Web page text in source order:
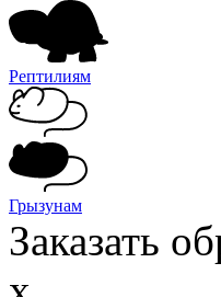
Рептилиям
Грызунам
Заказать